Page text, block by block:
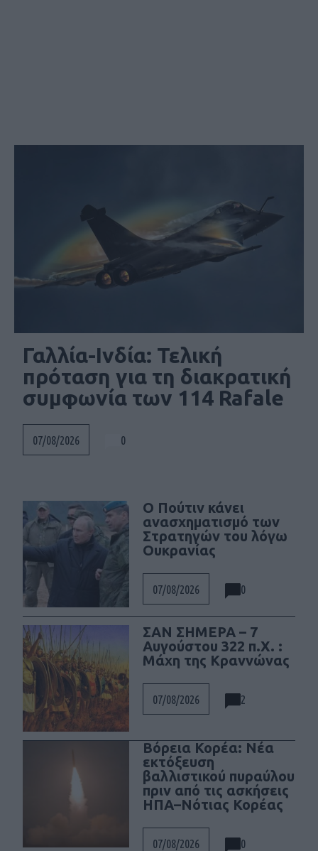
Γαλλία-Ινδία: Τελική
πρόταση για τη διακρατική
συμφωνία των 114 Rafale
07/08/2026 0
Ο Πούτιν κάνει
ανασχηματισμό των
Στρατηγών του λόγω
Ουκρανίας
07/08/2026 0
ΣΑΝ ΣΗΜΕΡΑ – 7
Αυγούστου 322 π.Χ. :
Μάχη της Κραννώνας
07/08/2026 2
Βόρεια Κορέα: Νέα
εκτόξευση
βαλλιστικού πυραύλου
πριν από τις ασκήσεις
ΗΠΑ–Νότιας Κορέας
07/08/2026 0